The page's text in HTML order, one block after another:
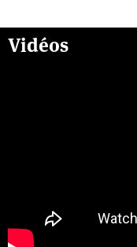
Vidéos